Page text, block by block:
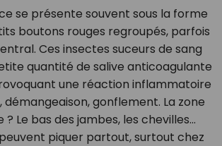
se présente souvent sous la forme
boutons rouges regroupés, parfois
Ces insectes suceurs de sang
quantité de salive anticoagulante
une réaction inflammatoire
démangeaison, gonflement. La zone
Le bas des jambes, les chevilles...
piquer partout, surtout chez